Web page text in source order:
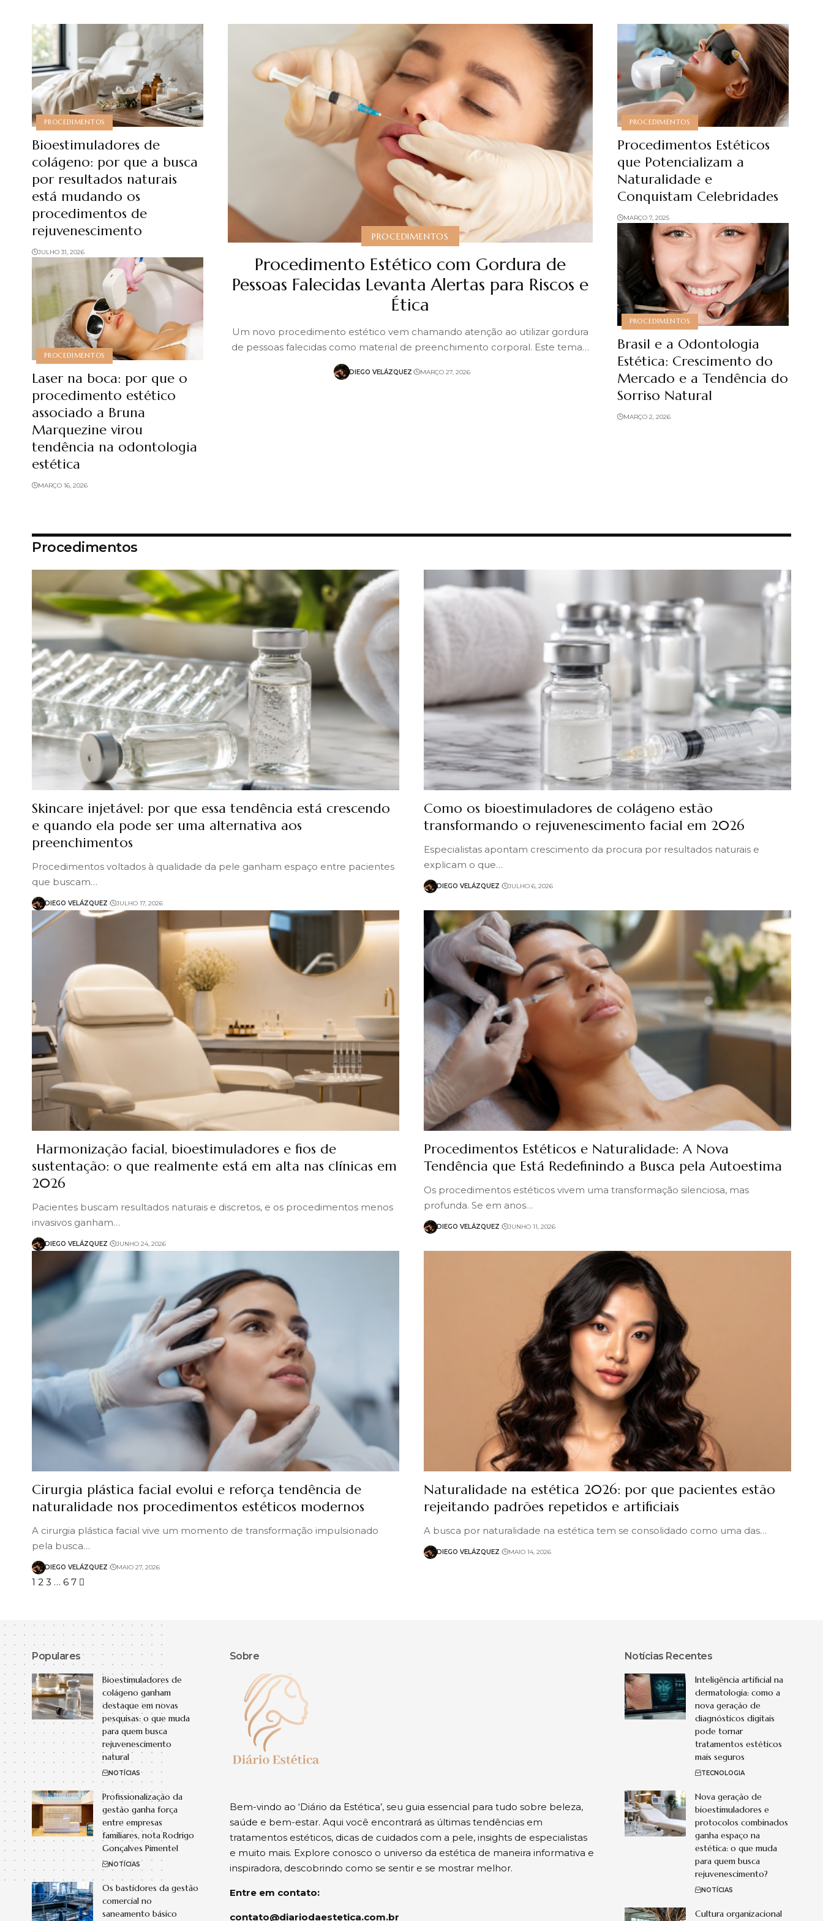
PROCEDIMENTOS
Bioestimuladores de
colágeno: por que a busca
por resultados naturais
está mudando os
procedimentos de
rejuvenescimento
JULHO 31, 2026
PROCEDIMENTOS
Laser na boca: por que o
procedimento estético
associado a Bruna
Marquezine virou
tendência na odontologia
estética
MARÇO 16, 2026
PROCEDIMENTOS
Procedimento Estético com Gordura de
Pessoas Falecidas Levanta Alertas para Riscos e
Ética
Um novo procedimento estético vem chamando atenção ao utilizar gordura
de pessoas falecidas como material de preenchimento corporal. Este tema…
DIEGO VELÁZQUEZ MARÇO 27, 2026
PROCEDIMENTOS
Procedimentos Estéticos
que Potencializam a
Naturalidade e
Conquistam Celebridades
MARÇO 7, 2025
PROCEDIMENTOS
Brasil e a Odontologia
Estética: Crescimento do
Mercado e a Tendência do
Sorriso Natural
MARÇO 2, 2026
Procedimentos
Skincare injetável: por que essa tendência está crescendo
e quando ela pode ser uma alternativa aos
preenchimentos
Procedimentos voltados à qualidade da pele ganham espaço entre pacientes
que buscam…
DIEGO VELÁZQUEZ JULHO 17, 2026
Como os bioestimuladores de colágeno estão
transformando o rejuvenescimento facial em 2026
Especialistas apontam crescimento da procura por resultados naturais e
explicam o que…
DIEGO VELÁZQUEZ JULHO 6, 2026
Harmonização facial, bioestimuladores e fios de
sustentação: o que realmente está em alta nas clínicas em
2026
Pacientes buscam resultados naturais e discretos, e os procedimentos menos
invasivos ganham…
DIEGO VELÁZQUEZ JUNHO 24, 2026
Procedimentos Estéticos e Naturalidade: A Nova
Tendência que Está Redefinindo a Busca pela Autoestima
Os procedimentos estéticos vivem uma transformação silenciosa, mas
profunda. Se em anos…
DIEGO VELÁZQUEZ JUNHO 11, 2026
Cirurgia plástica facial evolui e reforça tendência de
naturalidade nos procedimentos estéticos modernos
A cirurgia plástica facial vive um momento de transformação impulsionado
pela busca…
DIEGO VELÁZQUEZ MAIO 27, 2026
Naturalidade na estética 2026: por que pacientes estão
rejeitando padrões repetidos e artificiais
A busca por naturalidade na estética tem se consolidado como uma das…
DIEGO VELÁZQUEZ MAIO 14, 2026
1 2 3 … 6 7
Populares
Bioestimuladores de
colágeno ganham
destaque em novas
pesquisas: o que muda
para quem busca
rejuvenescimento
natural
NOTÍCIAS
Profissionalização da
gestão ganha força
entre empresas
familiares, nota Rodrigo
Gonçalves Pimentel
NOTÍCIAS
Os bastidores da gestão
comercial no
saneamento básico
Sobre
Bem-vindo ao ‘Diário da Estética’, seu guia essencial para tudo sobre beleza,
saúde e bem-estar. Aqui você encontrará as últimas tendências em
tratamentos estéticos, dicas de cuidados com a pele, insights de especialistas
e muito mais. Explore conosco o universo da estética de maneira informativa e
inspiradora, descobrindo como se sentir e se mostrar melhor.
Entre em contato:
contato@diariodaestetica.com.br
Notícias Recentes
Inteligência artificial na
dermatologia: como a
nova geração de
diagnósticos digitais
pode tornar
tratamentos estéticos
mais seguros
TECNOLOGIA
Nova geração de
bioestimuladores e
protocolos combinados
ganha espaço na
estética: o que muda
para quem busca
rejuvenescimento?
NOTÍCIAS
Cultura organizacional